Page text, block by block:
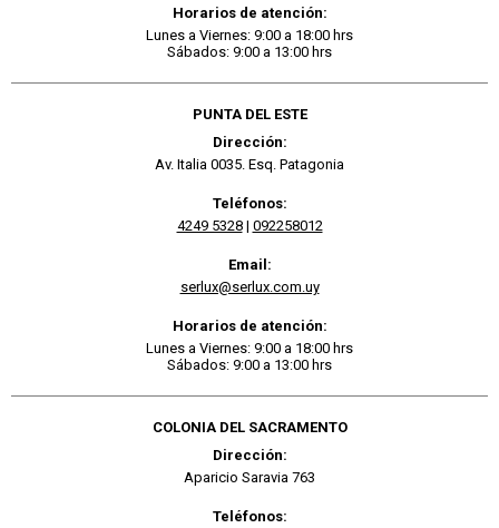
Horarios de atención:
Lunes a Viernes: 9:00 a 18:00 hrs
Sábados: 9:00 a 13:00 hrs
PUNTA DEL ESTE
Dirección:
Av. Italia 0035. Esq. Patagonia
Teléfonos:
4249 5328| 092258012
Email:
serlux@serlux.com.uy
Horarios de atención:
Lunes a Viernes: 9:00 a 18:00 hrs
Sábados: 9:00 a 13:00 hrs
COLONIA DEL SACRAMENTO
Dirección:
Aparicio Saravia 763
Teléfonos: